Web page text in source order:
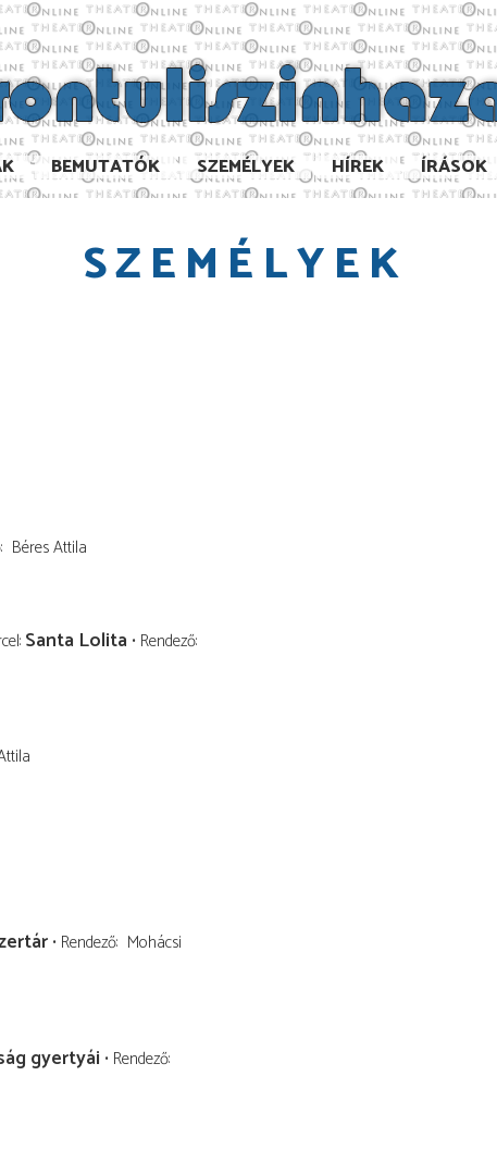
BEMUTATÓK SZEMÉLYEK HÍREK ÍRÁSOK
SZEMÉLYEK
Béres Attila
Santa Lolita Rendező
Rendező Mohácsi
gyertyái Rendező